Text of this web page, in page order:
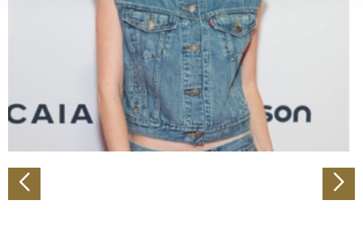
Abschnitt Einzelheitenfest.
Wir verwenden Cookies, um Inhalte und Anzeigen zu
personalisieren, Funktionen für soziale Medien anbieten
zu können und die Zugriffe auf unsere Website zu
analysieren. Außerdem geben wir Informationen zu Ihrer
Verwendung unserer Website an unsere Partner für
soziale Medien, Werbung und Analysen weiter. Unsere
Partner führen diese Informationen möglicherweise mit
weiteren Daten zusammen, die Sie ihnen bereitgestellt